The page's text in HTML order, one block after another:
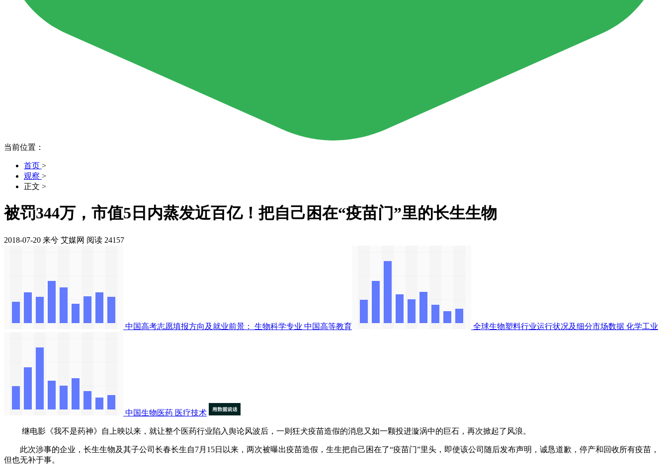
当前位置：
首页 >
观察 >
正文 >
被罚344万，市值5日内蒸发近百亿！把自己困在“疫苗门”里的长生生物
2018-07-20 来兮 艾媒网 阅读 24157
中国高考志愿填报方向及就业前景： 生物科学专业 中国高等教育 全球生物塑料行业运行状况及细分市场数据 化学工业
中国生物医药 医疗技术
继电影《我不是药神》自上映以来，就让整个医药行业陷入舆论风波后，一则狂犬疫苗造假的消息又如一颗投进漩涡中的巨石，再次掀起了风浪。
此次涉事的企业，长生生物及其子公司长春长生自7月15日以来，两次被曝出疫苗造假，生生把自己困在了“疫苗门”里头，即使该公司随后发布声明，诚恳道歉，停产和回收所有疫苗，
但也无补于事。